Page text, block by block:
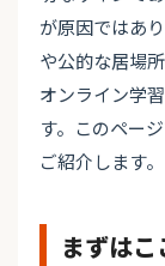
が原因ではあ
や公的な居場
オンライン学
す。このペー
ご紹介します。
まずは